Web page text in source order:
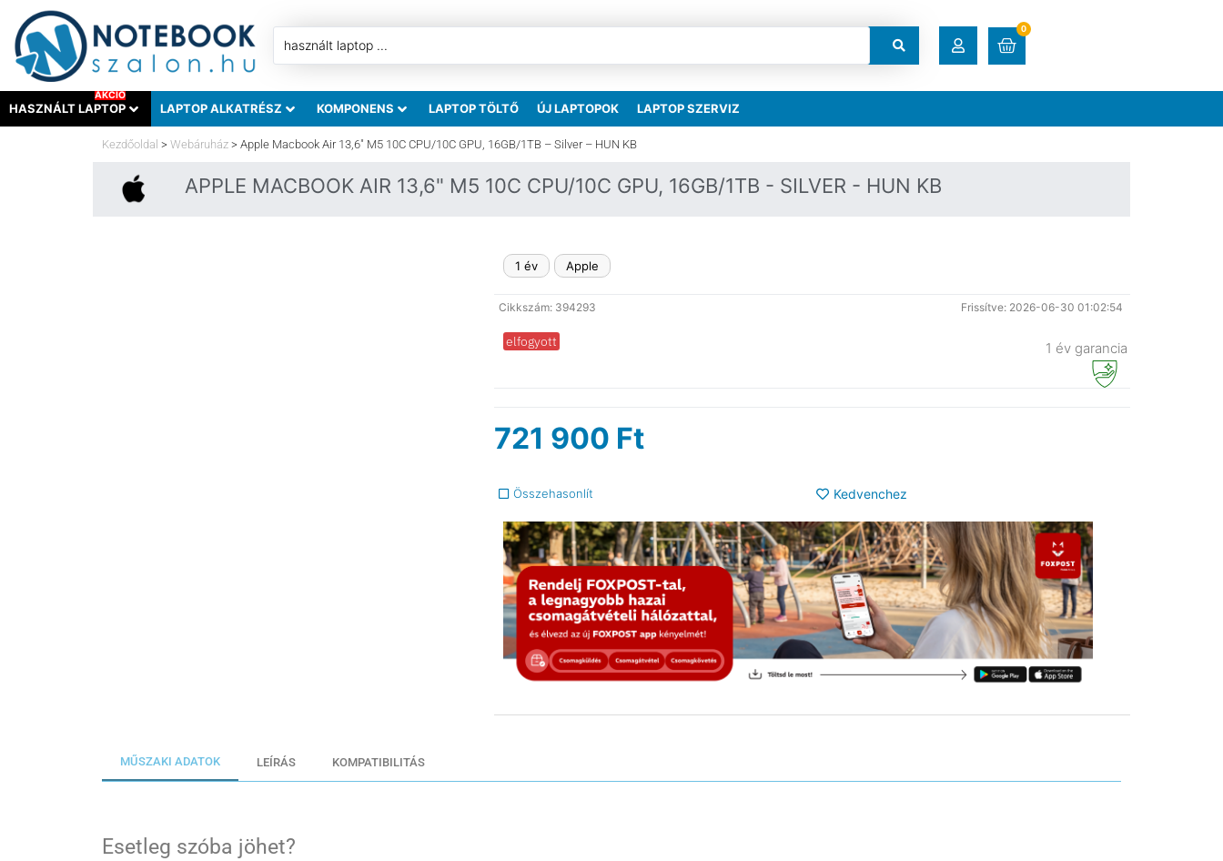
ELFELEJTETT JELSZÓ
0
HASZNÁLT LAPTOP
AKCIÓ
LAPTOP ALKATRÉSZ KOMPONENS LAPTOP TÖLTŐ ÚJ LAPTOPOK LAPTOP SZERVIZ
Kezdőoldal > Webáruház > Apple Macbook Air 13,6″ M5 10C CPU/10C GPU, 16GB/1TB – Silver – HUN KB
APPLE MACBOOK AIR 13,6" M5 10C CPU/10C GPU, 16GB/1TB - SILVER - HUN KB
1 év Apple
Cikkszám: 394293 Frissítve: 2026-06-30 01:02:54
elfogyott 1 év garancia
721 900 Ft
Összehasonlít Kedvenchez
MŰSZAKI ADATOK LEÍRÁS KOMPATIBILITÁS
Esetleg szóba jöhet?